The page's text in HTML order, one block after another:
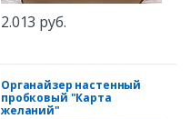
2.013 руб.
Органайзер настенный
пробковый "Карта
желаний"